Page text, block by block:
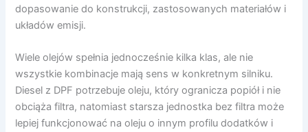
dopasowanie do konstrukcji, zastosowanych materiałów i
układów emisji.
Wiele olejów spełnia jednocześnie kilka klas, ale nie
wszystkie kombinacje mają sens w konkretnym silniku.
Diesel z DPF potrzebuje oleju, który ogranicza popiół i nie
obciąża filtra, natomiast starsza jednostka bez filtra może
lepiej funkcjonować na oleju o innym profilu dodatków i